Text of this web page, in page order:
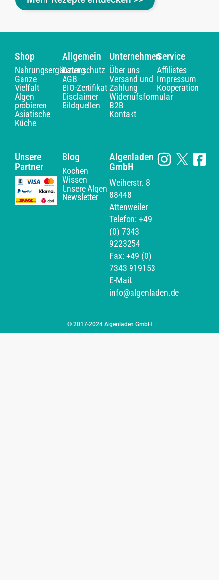
Shop
Nahrungsergänzung
Ganze
Vielfalt
Algen
probieren
Asiatische
Küche
Allgemein
Datenschutz
AGB
BIO-Zertifikat
Disclaimer
Bildquellen
Unternehmen
Über uns
Versand und
Zahlung
Widerrufsformular
B2B
Kontakt
Service
Affiliates
Impressum
Kooperation
Unsere
Partner
Blog
Kochen
Wissen
Unsere Algen
Newsletter
Algenladen
GmbH
Weiherstr. 8
88448
Attenweiler
Telefon: +49
(0) 7343
9223254
Fax: +49 (0)
7343 919153
E-Mail:
info@algenladen.de
© 2017-2024 Algenladen GmbH